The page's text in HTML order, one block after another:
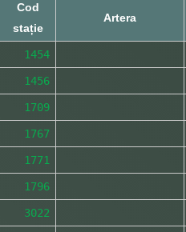
Cod
stație
Artera
1454
1456
1709
1767
1771
1796
3022